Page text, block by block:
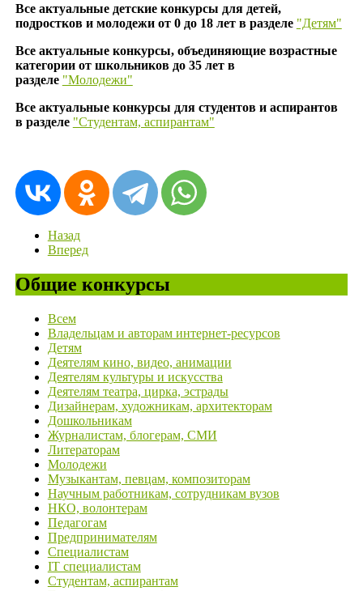
Все актуальные детские конкурсы для детей,
подростков и молодежи от 0 до 18 лет в разделе "Детям"
Все актуальные конкурсы, объединяющие возрастные
категории от школьников до 35 лет в
разделе "Молодежи"
Все актуальные конкурсы для студентов и аспирантов
в разделе "Студентам, аспирантам"
Назад
Вперед
Общие конкурсы
Всем
Владельцам и авторам интернет-ресурсов
Детям
Деятелям кино, видео, анимации
Деятелям культуры и искусства
Деятелям театра, цирка, эстрады
Дизайнерам, художникам, архитекторам
Дошкольникам
Журналистам, блогерам, СМИ
Литераторам
Молодежи
Музыкантам, певцам, композиторам
Научным работникам, сотрудникам вузов
НКО, волонтерам
Педагогам
Предпринимателям
Специалистам
IT специалистам
Студентам, аспирантам